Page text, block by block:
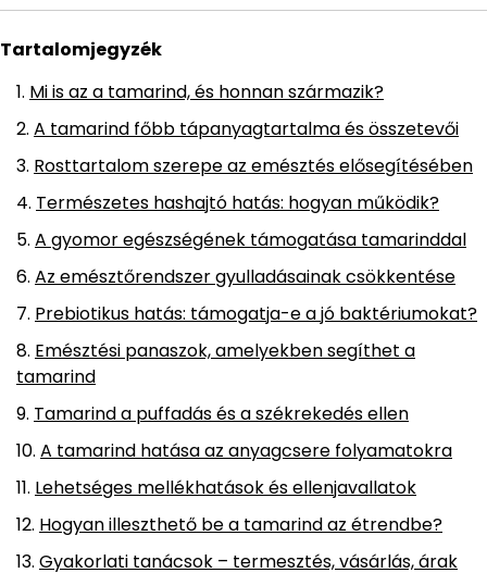
Tartalomjegyzék
Mi is az a tamarind, és honnan származik?
A tamarind főbb tápanyagtartalma és összetevői
Rosttartalom szerepe az emésztés elősegítésében
Természetes hashajtó hatás: hogyan működik?
A gyomor egészségének támogatása tamarinddal
Az emésztőrendszer gyulladásainak csökkentése
Prebiotikus hatás: támogatja-e a jó baktériumokat?
Emésztési panaszok, amelyekben segíthet a
tamarind
Tamarind a puffadás és a székrekedés ellen
A tamarind hatása az anyagcsere folyamatokra
Lehetséges mellékhatások és ellenjavallatok
Hogyan illeszthető be a tamarind az étrendbe?
Gyakorlati tanácsok – termesztés, vásárlás, árak